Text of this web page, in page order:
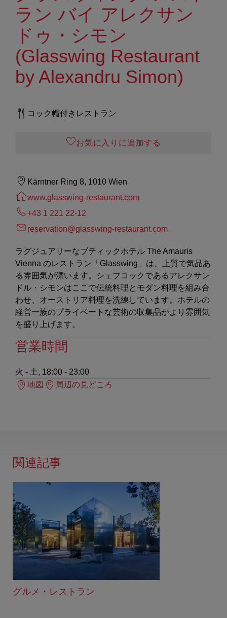
ラン バイ アレクサン
ドゥ・シモン
(Glasswing Restaurant
by Alexandru Simon)
コック帽付きレストラン
お気に入りに追加する
Kärntner Ring 8, 1010 Wien
www.glasswing-restaurant.com
+43 1 221 22-12
reservation@glasswing-restaurant.com
ラグジュアリーなブティックホテル The Amauris
Vienna のレストラン「Glasswing」は、上質で気品あ
る雰囲気が漂います。シェフコックであるアレクサン
ドル・シモンはここで伝統料理とモダン料理を組み合
わせ、オーストリア料理を洗練しています。ホテルの
経営一族のプライベートな芸術の収集品がより雰囲気
を盛り上げます。
営業時間
火 - 土, 18:00 - 23:00
地図
周辺の見どころ
関連記事
グルメ・レストラン